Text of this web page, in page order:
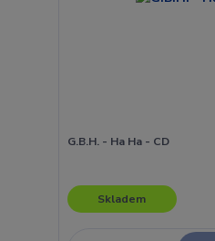
G.B.H. - Ha Ha - CD
Skladem